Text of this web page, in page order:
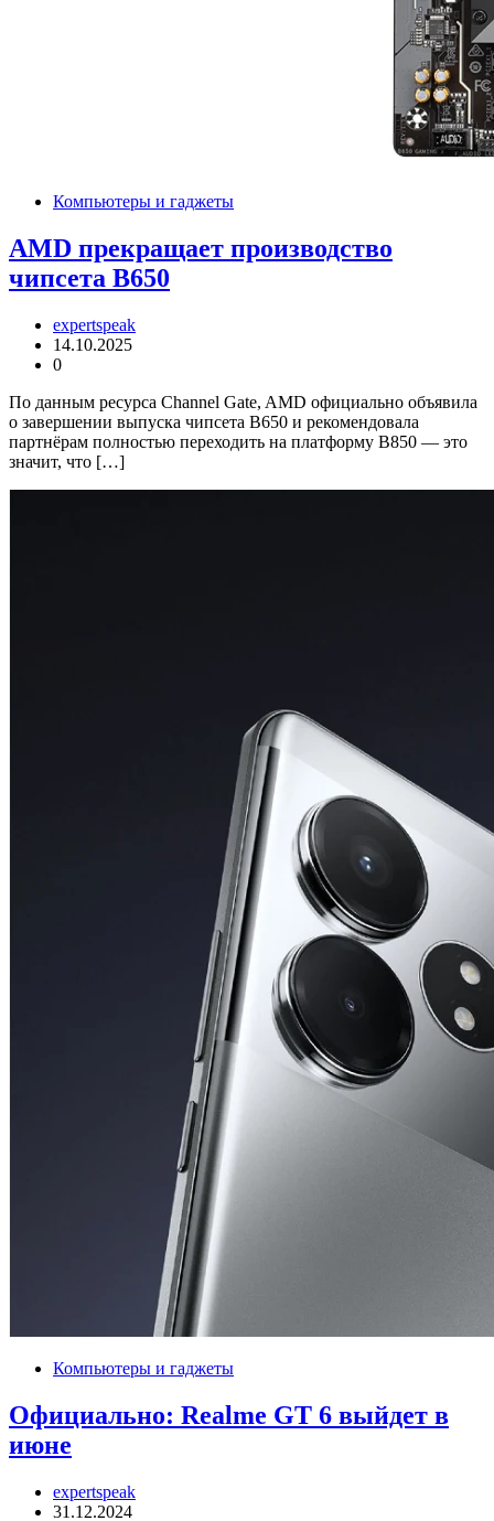
Компьютеры и гаджеты
AMD прекращает производство
чипсета B650
expertspeak
14.10.2025
0
По данным ресурса Channel Gate, AMD официально объявила
о завершении выпуска чипсета B650 и рекомендовала
партнёрам полностью переходить на платформу B850 — это
значит, что […]
Компьютеры и гаджеты
Официально: Realme GT 6 выйдет в
июне
expertspeak
31.12.2024